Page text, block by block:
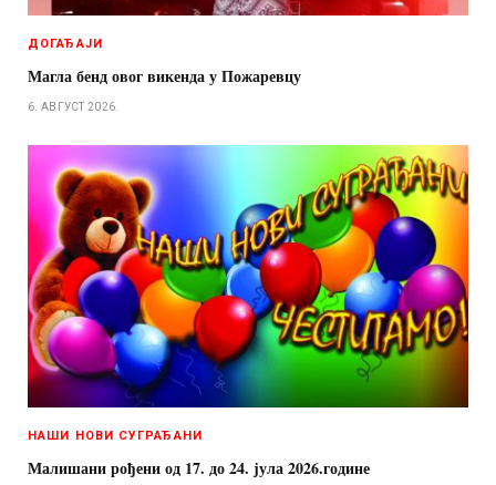
ДОГАЂАЈИ
Магла бенд овог викенда у Пожаревцу
6. АВГУСТ 2026.
НАШИ НОВИ СУГРАЂАНИ
Малишани рођени од 17. до 24. јула 2026.године